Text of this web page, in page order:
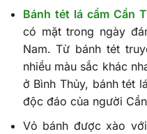
Bánh tét lá cẩm Cần
có mặt trong ngày
Nam. Từ bánh tét
nhiều màu sắc khác
ở Bình Thủy, bánh tét
độc đáo của người
Vỏ bánh được xào